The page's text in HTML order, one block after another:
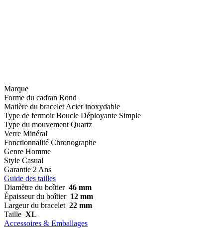
Marque
Forme du cadran Rond
Matière du bracelet Acier inoxydable
Type de fermoir Boucle Déployante Simple
Type du mouvement Quartz
Verre Minéral
Fonctionnalité Chronographe
Genre Homme
Style Casual
Garantie 2 Ans
Guide des tailles
Diamètre du boîtier 46 mm
Épaisseur du boîtier 12 mm
Largeur du bracelet 22 mm
Taille XL
Accessoires & Emballages